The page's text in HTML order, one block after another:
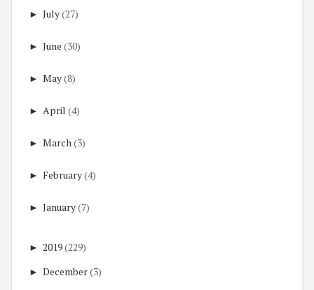
► July(27)
► June (30)
► May(8)
► April (4)
► March(3)
► February(4)
► January(7)
► 2019(229)
► December(3)